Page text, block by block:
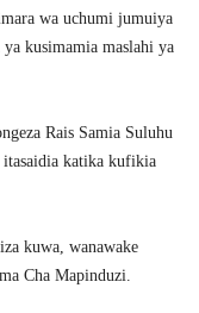
wa uchumi jumuiya
kusimamia maslahi ya
Rais Samia Suluhu
itasaidia katika kufikia
kuwa, wanawake
Cha Mapinduzi.